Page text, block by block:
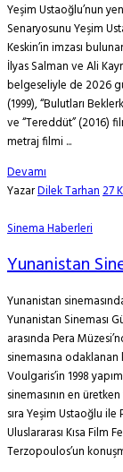
Yeşim Ustaoğlu’nun
Senaryosunu Yeşim
Keskin’in imzası
İlyas Salman ve Ali
belgeseliyle de 2026
(1999), “Bulutları
ve “Tereddüt” (2016)
metraj filmi ...
Devamı
YazarDilek Tarhan27
Sinema Haberleri
Yunanistan
Yunanistan
Yunanistan Sineması
arasında Pera
sinemasına
Voulgaris’in 1998
sinemasının en
sıra Yeşim Ustaoğlu ile
Uluslararası Kısa Film
Terzopoulos’un